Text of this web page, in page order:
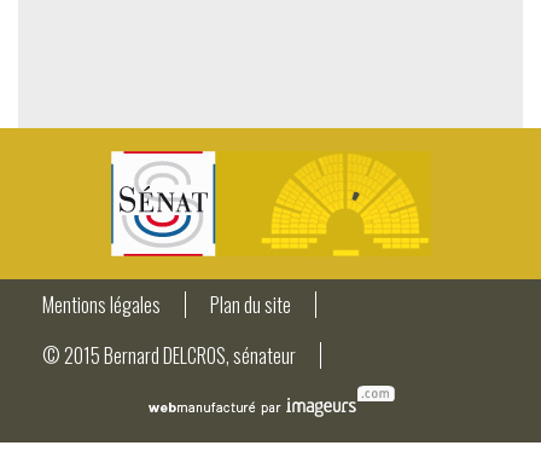
Mentions légales
Plan du site
© 2015 Bernard DELCROS, sénateur